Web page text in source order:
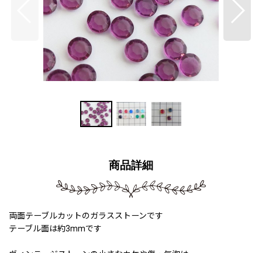
商品詳細
両面テーブルカットのガラスストーンです
テーブル面は約3mmです